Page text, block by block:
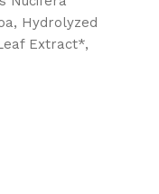
Hydrolyzed
Extract*,